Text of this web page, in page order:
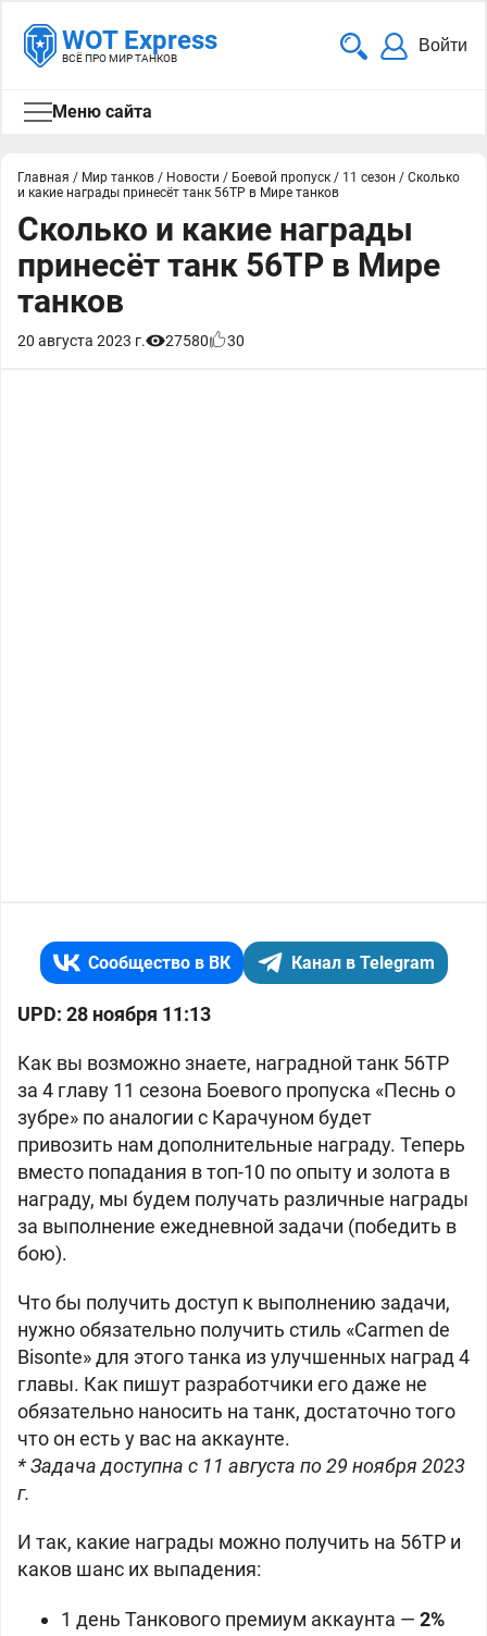
WOT Express
ВСЁ ПРО МИР ТАНКОВ
Войти
Меню сайта
Главная / Мир танков / Новости / Боевой пропуск / 11 сезон / Сколько
и какие награды принесёт танк 56TP в Мире танков
Сколько и какие награды
принесёт танк 56TP в Мире
танков
20 августа 2023 г. 27580 30
Сообщество в ВК Канал в Telegram
UPD: 28 ноября 11:13
Как вы возможно знаете, наградной танк 56TP
за 4 главу 11 сезона Боевого пропуска «Песнь о
зубре» по аналогии с Карачуном будет
привозить нам дополнительные награду. Теперь
вместо попадания в топ-10 по опыту и золота в
награду, мы будем получать различные награды
за выполнение ежедневной задачи (победить в
бою).
Что бы получить доступ к выполнению задачи,
нужно обязательно получить стиль «Carmen de
Bisonte» для этого танка из улучшенных наград 4
главы. Как пишут разработчики его даже не
обязательно наносить на танк, достаточно того
что он есть у вас на аккаунте.
* Задача доступна с 11 августа по 29 ноября 2023
г.
И так, какие награды можно получить на 56TP и
каков шанс их выпадения:
1 день Танкового премиум аккаунта — 2%